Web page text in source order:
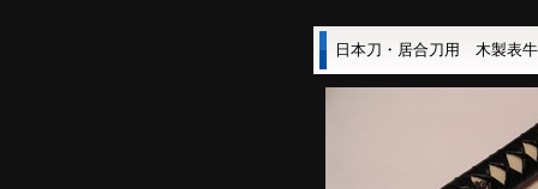
日本刀・居合刀用 木製